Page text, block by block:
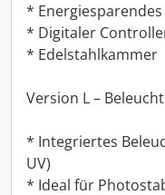
* Energiesparendes
* Digitaler
* Edelstahlkammer
Version L –
* Integriertes
UV)
* Ideal für